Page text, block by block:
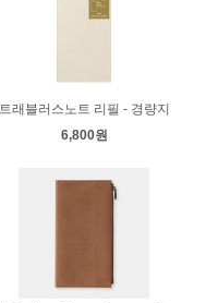
트래블러스노트 리필 - 경량지
6,800원